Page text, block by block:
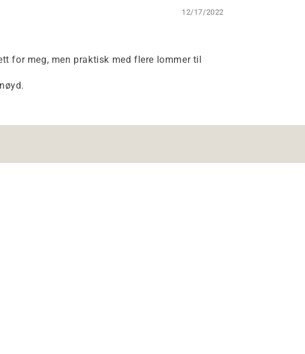
12/17/2022
for meg, men praktisk med flere lommer til